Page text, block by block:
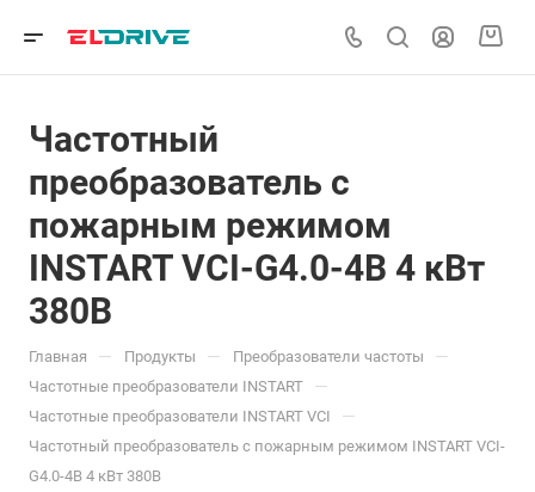
Частотный
преобразователь с
пожарным режимом
INSTART VCI-G4.0-4B 4 кВт
380В
Главная — Продукты — Преобразователи частоты —
Частотные преобразователи INSTART —
Частотные преобразователи INSTART VCI —
Частотный преобразователь с пожарным режимом INSTART VCI-
G4.0-4B 4 кВт 380В